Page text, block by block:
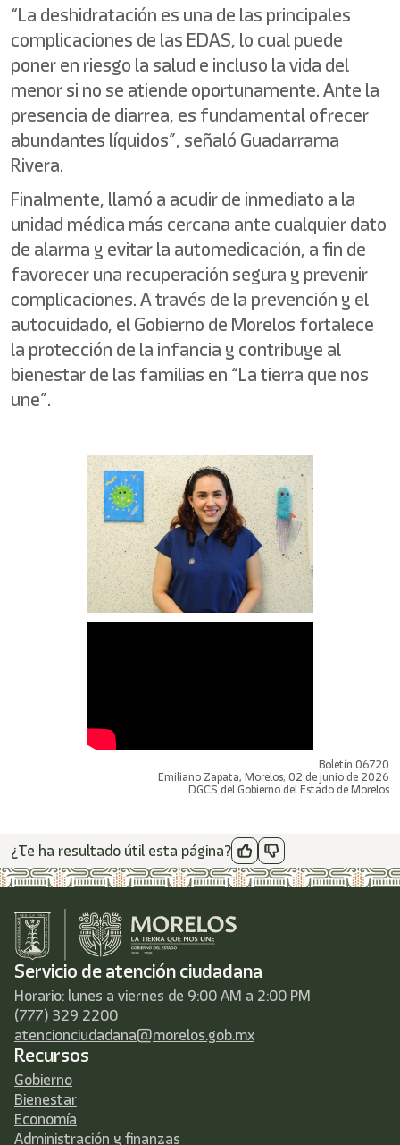
“La deshidratación es una de las principales
complicaciones de las EDAS, lo cual puede
poner en riesgo la salud e incluso la vida del
menor si no se atiende oportunamente. Ante la
presencia de diarrea, es fundamental ofrecer
abundantes líquidos”, señaló Guadarrama
Rivera.
Finalmente, llamó a acudir de inmediato a la
unidad médica más cercana ante cualquier dato
de alarma y evitar la automedicación, a fin de
favorecer una recuperación segura y prevenir
complicaciones. A través de la prevención y el
autocuidado, el Gobierno de Morelos fortalece
la protección de la infancia y contribuye al
bienestar de las familias en “La tierra que nos
une”.
Boletín 06720
Emiliano Zapata, Morelos; 02 de junio de 2026
DGCS del Gobierno del Estado de Morelos
¿Te ha resultado útil esta página?
Servicio de atención ciudadana
Horario: lunes a viernes de 9:00 AM a 2:00 PM
(777) 329 2200
atencionciudadana@morelos.gob.mx
Recursos
Gobierno
Bienestar
Economía
Administración y finanzas